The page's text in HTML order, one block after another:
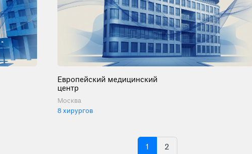
Европейский медицинский
центр
Москва
8 хирургов
1 2